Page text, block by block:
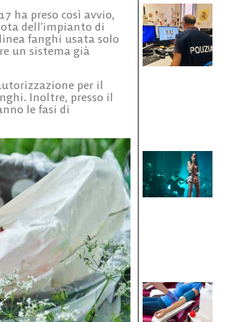
ha preso così avvio,
dell’impianto di
fanghi usata solo
un sistema già
per il
Inoltre, presso il
le fasi di